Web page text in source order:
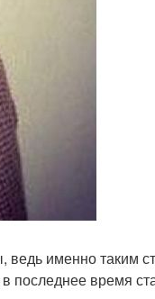
ведь именно таким
последнее время